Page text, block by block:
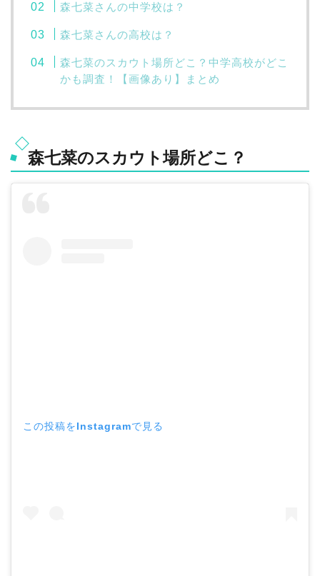
森七菜さんの中学校は？
森七菜さんの高校は？
森七菜のスカウト場所どこ？中学高校がどこ
かも調査！【画像あり】まとめ
森七菜のスカウト場所どこ？
この投稿をInstagramで見る